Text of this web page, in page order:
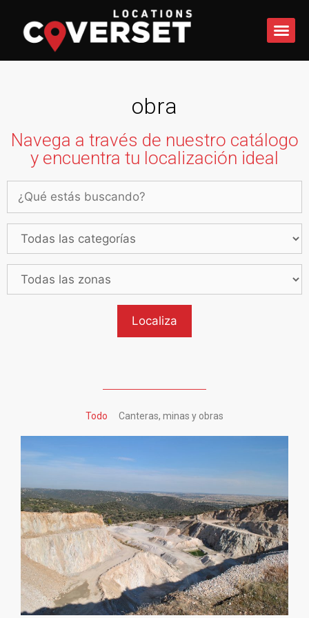
obra
Navega a través de nuestro catálogo
y encuentra tu localización ideal
Todo Canteras, minas y obras